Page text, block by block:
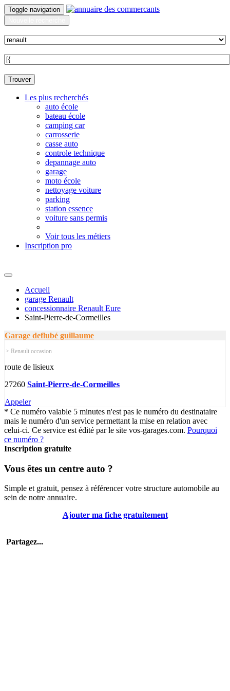
Toggle navigation
Trouver
Les plus recherchés
auto école
bateau école
camping car
carrosserie
casse auto
controle technique
depannage auto
garage
moto école
nettoyage voiture
parking
station essence
voiture sans permis
Voir tous les métiers
Inscription pro
Accueil
garage Renault
concessionnaire Renault Eure
Saint-Pierre-de-Cormeilles
Garage deflubé guillaume
> Renault occasion
route de lisieux
27260 Saint-Pierre-de-Cormeilles
Appeler
* Ce numéro valable 5 minutes n'est pas le numéro du destinataire
mais le numéro d'un service permettant la mise en relation avec
celui-ci. Ce service est édité par le site vos-garages.com. Pourquoi
ce numéro ?
Inscription gratuite
Vous êtes un centre auto ?
Simple et gratuit, pensez à référencer votre structure automobile au
sein de notre annuaire.
Ajouter ma fiche gratuitement
Partagez...